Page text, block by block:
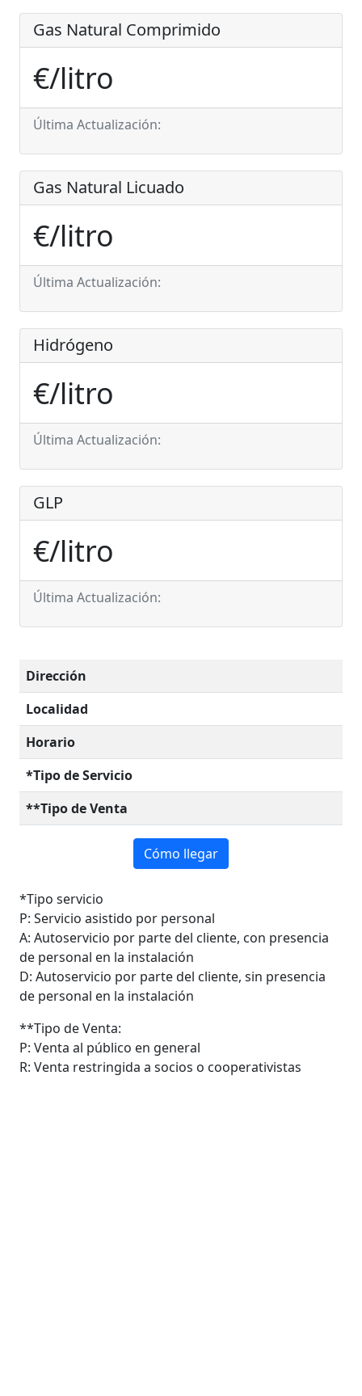
Gas Natural Comprimido
€/litro
Última Actualización:
Gas Natural Licuado
€/litro
Última Actualización:
Hidrógeno
€/litro
Última Actualización:
GLP
€/litro
Última Actualización:
Dirección
Localidad
Horario
*Tipo de Servicio
**Tipo de Venta
Cómo llegar
*Tipo servicio
P: Servicio asistido por personal
A: Autoservicio por parte del cliente, con presencia
de personal en la instalación
D: Autoservicio por parte del cliente, sin presencia
de personal en la instalación
**Tipo de Venta:
P: Venta al público en general
R: Venta restringida a socios o cooperativistas